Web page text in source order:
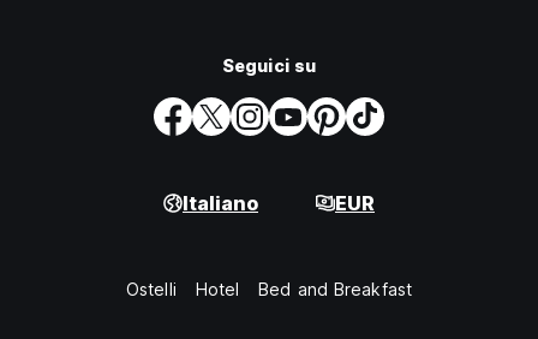
Seguici su
Italiano EUR
Ostelli Hotel Bed and Breakfast